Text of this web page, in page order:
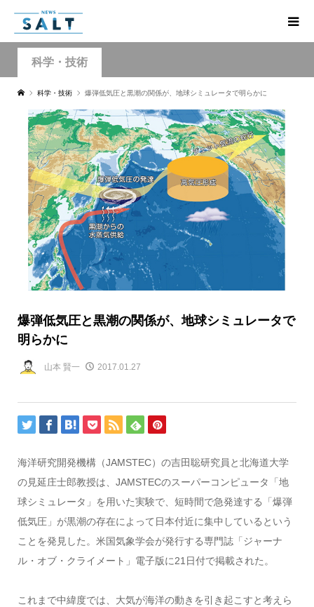
科学・技術
科学・技術 爆弾低気圧と黒潮の関係が、地球シミュレータで明らかに
爆弾低気圧と黒潮の関係が、地球シミュレータで
明らかに
山本 賢一 2017.01.27
海洋研究開発機構（JAMSTEC）の吉田聡研究員と北海道大学
の見延庄士郎教授は、JAMSTECのスーパーコンピュータ「地
球シミュレータ」を用いた実験で、短時間で急発達する「爆弾
低気圧」が黒潮の存在によって日本付近に集中しているという
ことを発見した。米国気象学会が発行する専門誌「ジャーナ
ル・オブ・クライメート」電子版に21日付で掲載された。
これまで中緯度では、大気が海洋の動きを引き起こすと考えら